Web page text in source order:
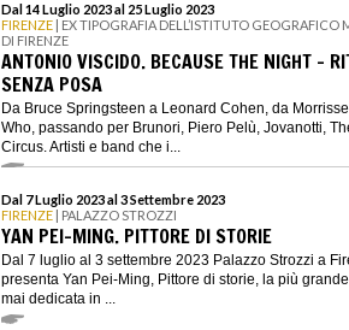
Dal 14 Luglio 2023 al 25 Luglio 2023
FIRENZE | EX TIPOGRAFIA DELL’ISTITUTO GEOGRAFICO
DI FIRENZE
ANTONIO VISCIDO. BECAUSE THE NIGHT -
SENZA POSA
Da Bruce Springsteen a Leonard Cohen, da
Who, passando per Brunori, Piero Pelù, Jovanotti,
Circus. Artisti e band che i...
Dal 7 Luglio 2023 al 3 Settembre 2023
FIRENZE | PALAZZO STROZZI
YAN PEI-MING. PITTORE DI STORIE
Dal 7 luglio al 3 settembre 2023 Palazzo Strozzi a
presenta Yan Pei-Ming, Pittore di storie, la più
mai dedicata in ...